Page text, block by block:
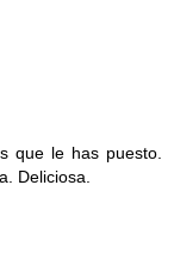
que le has puesto.
Deliciosa.